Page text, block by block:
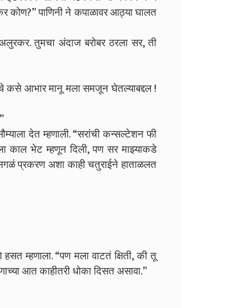
कोण?” पाणिनी ने कपाळावर आठ्या घालत
तुमचा अंदाज बरोबर ठरला सर, ती
कसे आभार मानू मला समजून घेतल्याबद्दल !
देत म्हणाली. “सरांची कन्सल्टेशन फी
काल भेट म्हणून दिली, पण सर माझ्याकडे
प्रकरण अशा काही चतुराईने हाताळलत
म्हणाला. “पण मला वाटतं क्षिती, की तू
आत काहीतरी धोका दिसत असावा.”